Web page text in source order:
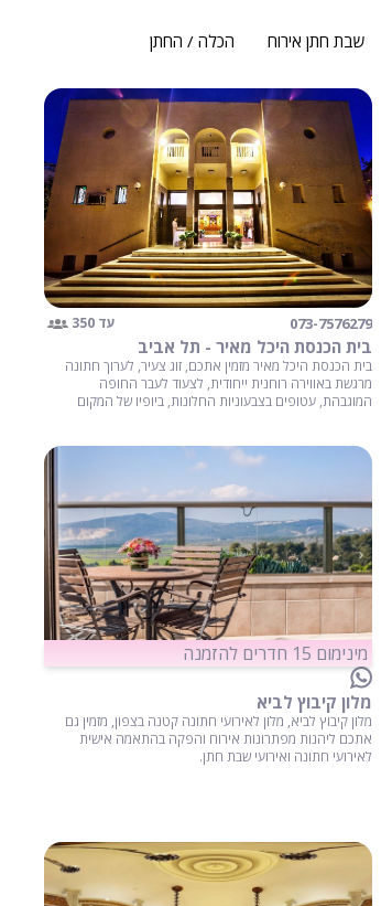
שבת חתן אירוח הכלה / החתן
073-7576279 עד 350
בית הכנסת היכל מאיר - תל אביב
בית הכנסת היכל מאיר מזמין אתכם, זוג צעיר, לערוך חתונה
מרגשת באווירה רוחנית ייחודית, לצעוד לעבר החופה
המוגבהת, עטופים בצבעוניות החלונות, ביופיו של המקום
מינימום 15 חדרים להזמנה
מלון קיבוץ לביא
מלון קיבוץ לביא, מלון לאירועי חתונה קטנה בצפון, מזמין גם
אתכם ליהנות מפתרונות אירוח והפקה בהתאמה אישית
לאירועי חתונה ואירועי שבת חתן.